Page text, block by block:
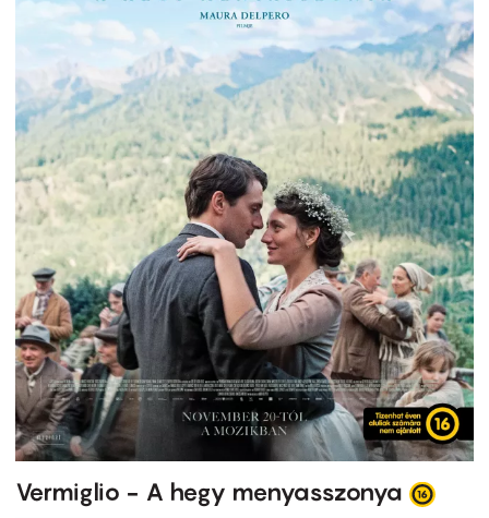
Vermiglio - A hegy menyasszonya